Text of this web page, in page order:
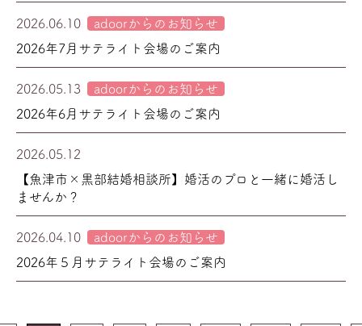
2026.06.10
adoorからのお知らせ
2026年7月サテライト会場のご案内
2026.05.13
adoorからのお知らせ
2026年6月サテライト会場のご案内
2026.05.12
【魚津市×黒部結婚相談所】婚活のプロと一緒に婚活し
ませんか？
2026.04.10
adoorからのお知らせ
2026年５月サテライト会場のご案内